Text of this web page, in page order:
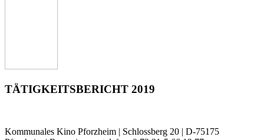
TÄTIGKEITSBERICHT 2019
Kommunales Kino Pforzheim | Schlossberg 20 | D-75175